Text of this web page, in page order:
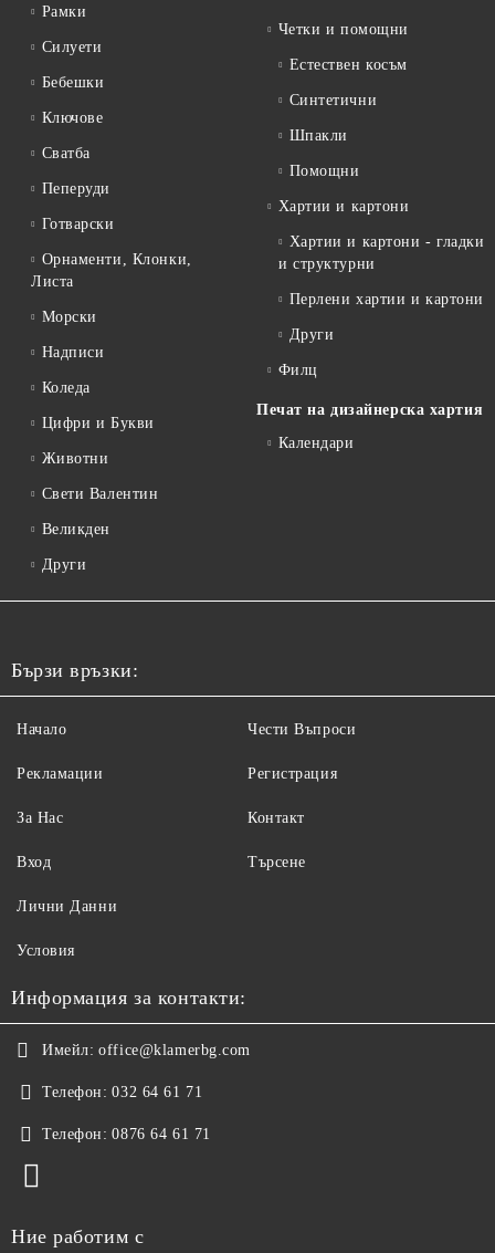
Рамки
Силуети
Бебешки
Ключове
Сватба
Пеперуди
Готварски
Орнаменти, Клонки,
Листа
Морски
Надписи
Коледа
Цифри и Букви
Животни
Свети Валентин
Великден
Други
Четки и помощни
Естествен косъм
Синтетични
Шпакли
Помощни
Хартии и картони
Хартии и картони - гладки
и структурни
Перлени хартии и картони
Други
Филц
Печат на дизайнерска хартия
Календари
Бързи връзки:
Начало
Рекламации
За Нас
Вход
Чести Въпроси
Регистрация
Контакт
Търсене
Лични Данни
Условия
Информация за контакти:
Имейл: office@klamerbg.com
Телефон: 032 64 61 71
Телефон: 0876 64 61 71
Ние работим с